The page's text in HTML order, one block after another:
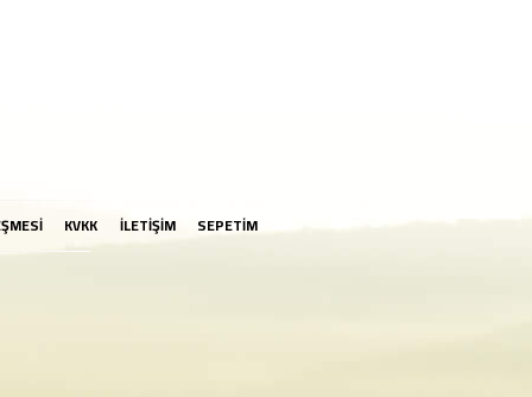
KVKK İLETİŞİM SEPETİM